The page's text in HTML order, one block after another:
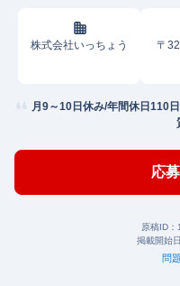
株式会社いっちょう
〒
月9～10日休み/年間休日110
応
原稿ID：
掲載開始
問